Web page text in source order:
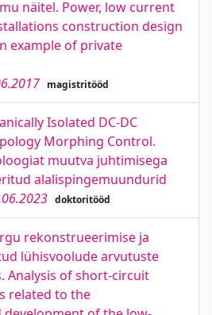
näitel. Power, low current
construction design
example of private
magistritööd
Isolated DC-DC
Morphing Control.
muutva juhtimisega
alalispingemuundurid
doktoritööd
rekonstrueerimise ja
lühisvoolude arvutuste
Analysis of short-circuit
related to the